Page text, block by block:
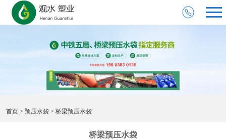
首页 > 预压水袋 > 桥梁预压水袋
桥梁预压水袋